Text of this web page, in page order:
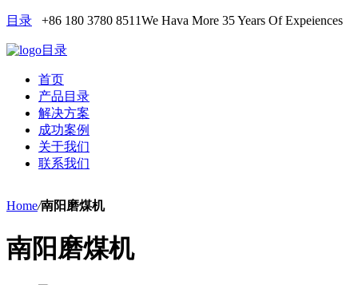
目录 +86 180 3780 8511We Hava More 35 Years Of Expeiences
目录
首页
产品目录
解决方案
成功案例
关于我们
联系我们
Home/南阳磨煤机
南阳磨煤机